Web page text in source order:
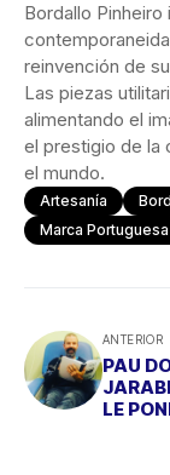
Bordallo
reinvención de
Las piezas
alimentando el
el prestigio de la
el mundo.
Artesanía
Marca Portuguesa
ANTERIOR
PAU
LE